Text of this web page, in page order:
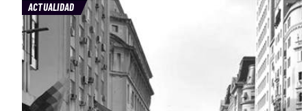
ACTUALIDAD